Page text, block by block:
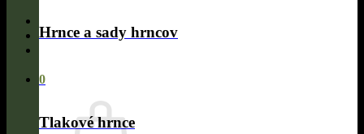
0
Hrnce a sady hrncov
Tlakové hrnce